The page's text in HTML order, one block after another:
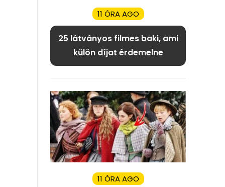
11 ÓRA AGO
25 látványos filmes baki, ami
külön díjat érdemelne
11 ÓRA AGO